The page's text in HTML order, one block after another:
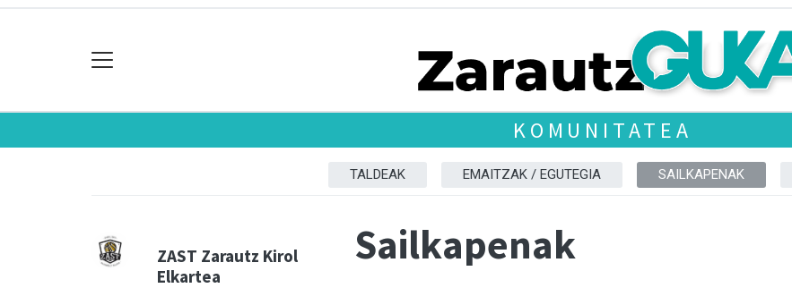
KOMUNITATEA
TALDEAK EMAITZAK / EGUTEGIA SAILKAPENAK
ZAST Zarautz Kirol
Elkartea
Sailkapenak